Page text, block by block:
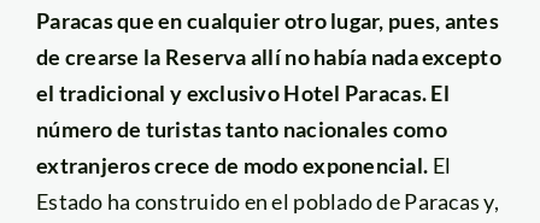
Paracas que en cualquier otro lugar, pues, antes
de crearse la Reserva allí no había nada excepto
el tradicional y exclusivo Hotel Paracas. El
número de turistas tanto nacionales como
extranjeros crece de modo exponencial. El
Estado ha construido en el poblado de Paracas y,